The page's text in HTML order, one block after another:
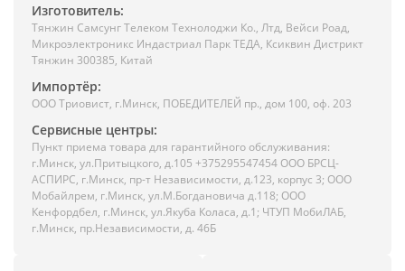
Изготовитель:
Тянжин Самсунг Телеком Технолоджи Ко., Лтд, Вейси Роад,
Микроэлектроникс Индастриал Парк ТЕДА, Ксиквин Дистрикт
Тянжин 300385, Китай
Импортёр:
ООО Триовист, г.Минск, ПОБЕДИТЕЛЕЙ пр., дом 100, оф. 203
Сервисные центры:
Пункт приема товара для гарантийного обслуживания:
г.Минск, ул.Притыцкого, д.105 +375295547454 ООО БРСЦ-
АСПИРС, г.Минск, пр-т Независимости, д.123, корпус 3; ООО
Мобайлрем, г.Минск, ул.М.Богдановича д.118; ООО
Кенфордбел, г.Минск, ул.Якуба Коласа, д.1; ЧТУП МобиЛАБ,
г.Минск, пр.Независимости, д. 46Б